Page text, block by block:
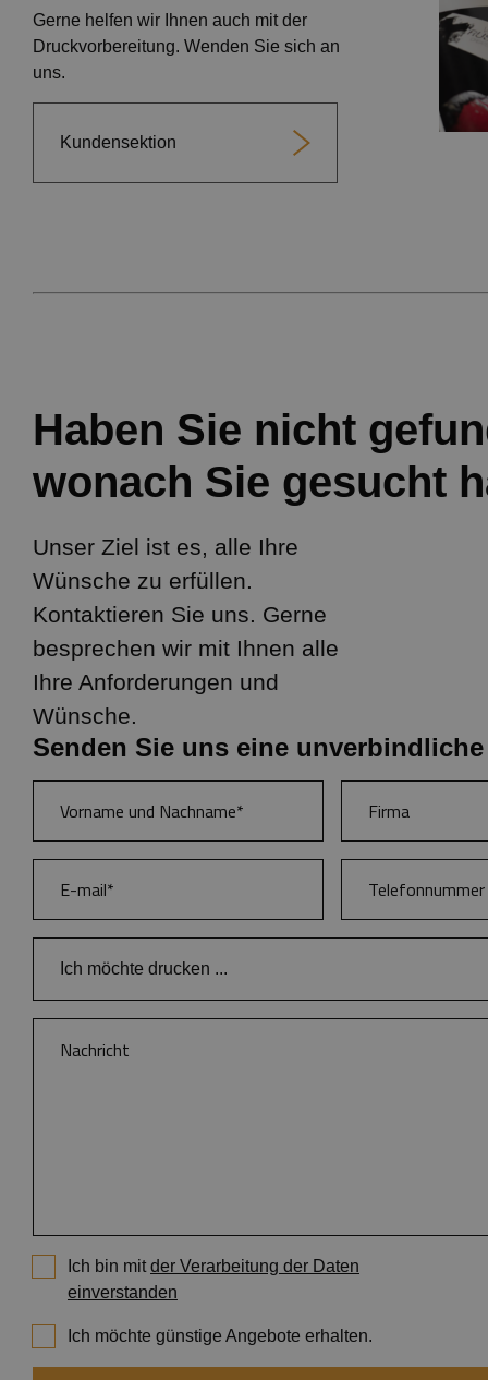
Gerne helfen wir Ihnen auch mit der
Druckvorbereitung. Wenden Sie sich an
uns.
Kundensektion
Haben Sie nicht
wonach Sie gesucht
Unser Ziel ist es, alle Ihre
Wünsche zu erfüllen.
Kontaktieren Sie uns. Gerne
besprechen wir mit Ihnen alle
Ihre Anforderungen und
Wünsche.
Senden Sie uns eine
Ich möchte drucken ...
Bücher
Kataloge und Broschüren
Plakate und Flyer
Ich bin mitder Verarbeitung der Daten
einverstanden
Ich möchte günstige Angebote erhalten.